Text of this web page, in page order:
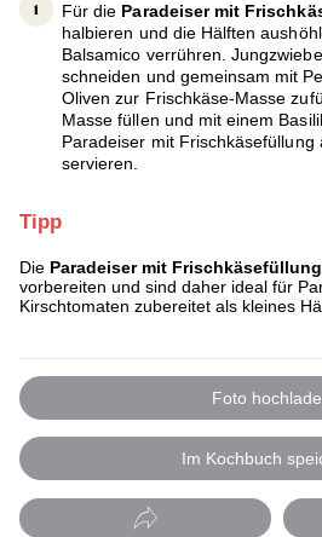
Für die Paradeiser mit
halbieren und die Hälften
Balsamico verrühren.
schneiden und gemeinsam mit
Oliven zur Frischkäse-Masse
Masse füllen und mit einem
Paradeiser mit Frischkäsefüllung
servieren.
Tipp
Die Paradeiser mit Frischkäsefüllung
vorbereiten und sind daher ideal für
Kirschtomaten zubereitet als kleines
Foto
Im Kochbuch